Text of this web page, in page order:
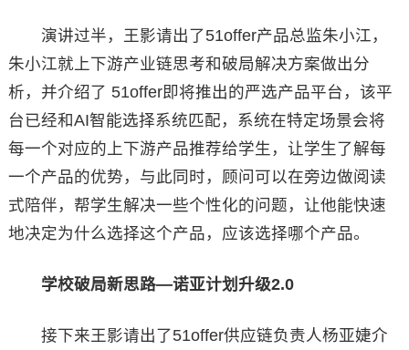
演讲过半，王影请出了51offer产品总监朱小江，
朱小江就上下游产业链思考和破局解决方案做出分
析，并介绍了 51offer即将推出的严选产品平台，该平
台已经和AI智能选择系统匹配，系统在特定场景会将
每一个对应的上下游产品推荐给学生，让学生了解每
一个产品的优势，与此同时，顾问可以在旁边做阅读
式陪伴，帮学生解决一些个性化的问题，让他能快速
地决定为什么选择这个产品，应该选择哪个产品。
学校破局新思路—诺亚计划升级2.0
接下来王影请出了51offer供应链负责人杨亚婕介